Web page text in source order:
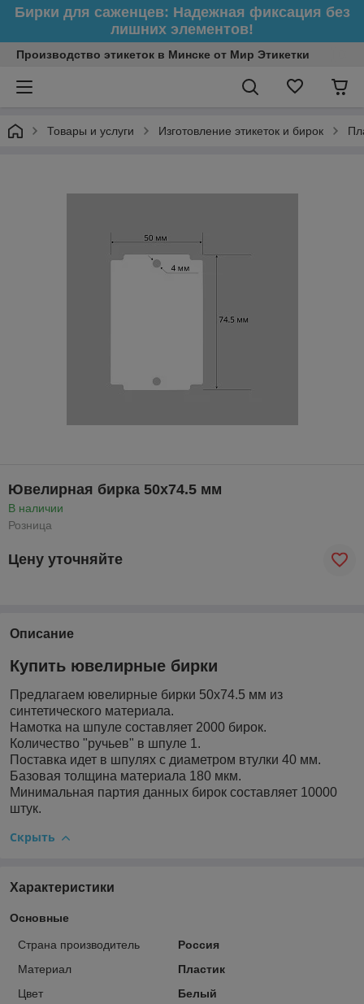
Бирки для саженцев: Надежная фиксация без
лишних элементов!
Производство этикеток в Минске от Мир Этикетки
Товары и услуги Изготовление этикеток и бирок
Ювелирная бирка 50x74.5 мм
В наличии
Розница
Цену уточняйте
Описание
Купить ювелирные бирки
Предлагаем ювелирные бирки 50x74.5 мм из
синтетического материала.
Намотка на шпуле составляет 2000 бирок.
Количество "ручьев" в шпуле 1.
Поставка идет в шпулях с диаметром втулки 40 мм.
Базовая толщина материала 180 мкм.
Минимальная партия данных бирок составляет 10000
штук.
Скрыть
Характеристики
Основные
Страна производитель
Россия
Материал
Пластик
Цвет
Белый